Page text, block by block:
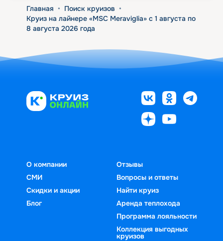
Главная • Поиск круизов •
Круиз на лайнере «MSC Meraviglia» с 1 августа по
8 августа 2026 года
О компании
СМИ
Скидки и акции
Блог
Отзывы
Вопросы и ответы
Найти круиз
Аренда теплохода
Программа лояльности
Коллекция выгодных
круизов